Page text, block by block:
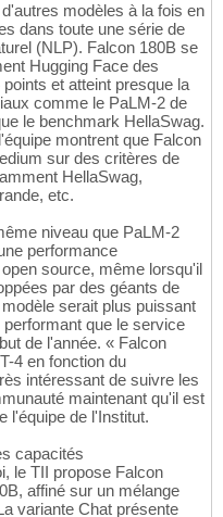
modèles à la fois en
dans toute une série de
(NLP). Falcon 180B se
Hugging Face des
et atteint presque la
comme le PaLM-2 de
le benchmark HellaSwag.
montrent que Falcon
sur des critères de
HellaSwag,
etc.
niveau que PaLM-2
performance
source, même lorsqu'il
par des géants de
serait plus puissant
que le service
de l'année. « Falcon
4 en fonction du
intéressant de suivre les
maintenant qu'il est
l'équipe de l'Institut.
capacités
le TII propose Falcon
affiné sur un mélange
variante Chat présente